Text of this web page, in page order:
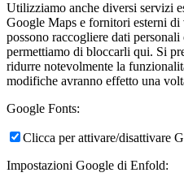
Utilizziamo anche diversi servizi
Google Maps e fornitori esterni
possono raccogliere dati
permettiamo di bloccarli qui. Si
ridurre notevolmente la
modifiche avranno effetto una
Google Fonts:
Clicca per attivare/disattivare
Impostazioni Google di Enfold: